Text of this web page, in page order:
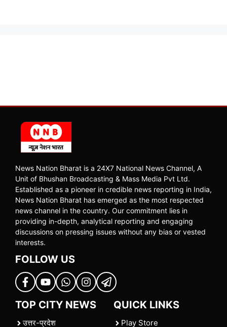
News Nation Bharat is a 24X7 National News Channel, A
Unit of Bhushan Broadcasting & Mass Media Pvt Ltd.
Established as a pioneer in credible news reporting in India,
News Nation Bharat has emerged as the most respected
news channel in the country. Our commitment lies in
providing in-depth, analytical reporting and engaging
discussions on pressing issues without any bias or vested
interests.
FOLLOW US
TOP CITY NEWS
उत्तर-प्रदेश
QUICK LINKS
Play Store